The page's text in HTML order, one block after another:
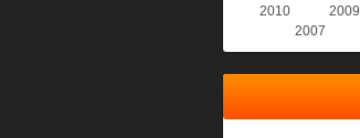
2010
2009
2007